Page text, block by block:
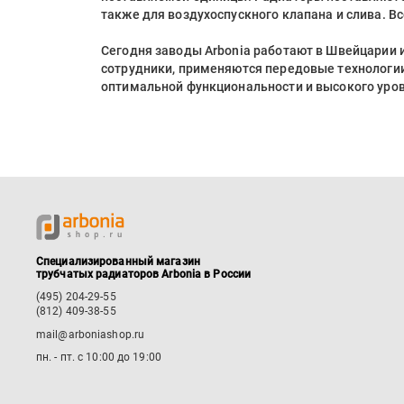
также для воздухоспускного клапана и слива.
Сегодня заводы Arbonia работают в Швейцарии
сотрудники, применяются передовые
оптимальной функциональности и высокого
Специализированный магазин
трубчатых радиаторов Arbonia в России
(495) 204-29-55
(812) 409-38-55
mail@arboniashop.ru
пн. - пт. с 10:00 до 19:00